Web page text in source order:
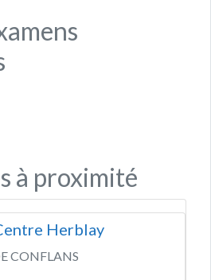
à proximité
Herblay
CONFLANS